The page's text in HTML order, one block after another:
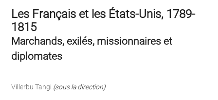
Les Français et les États-Unis, 1789-
1815
Marchands, exilés, missionnaires et
diplomates
Villerbu Tangi (sous la direction)